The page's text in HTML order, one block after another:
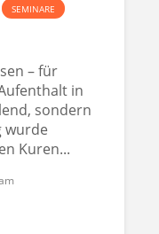
SEMINARE
– für
in
sondern
wurde
Kuren...